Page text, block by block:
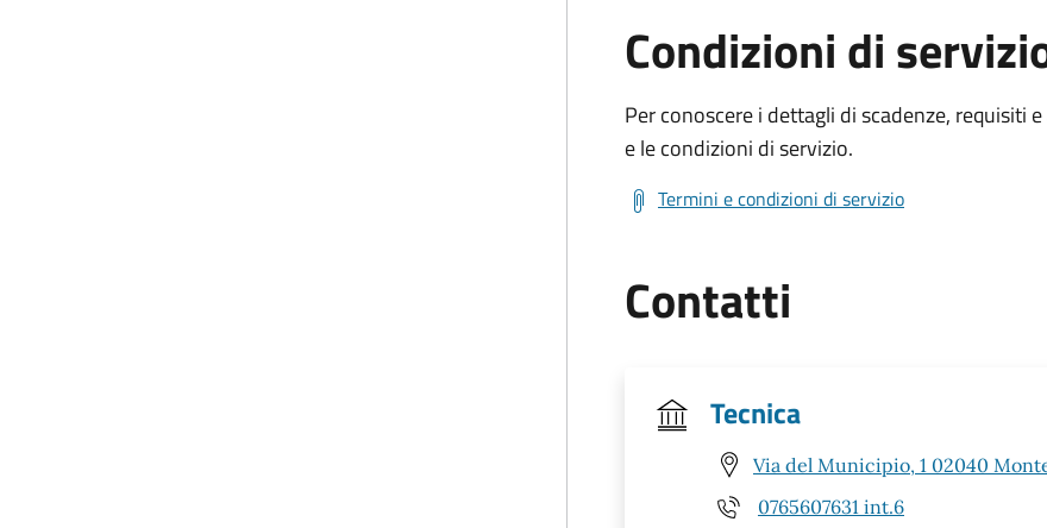
Condizioni di
Per conoscere i dettagli di scadenze,
e le condizioni di servizio.
Termini e condizioni di servizio
Contatti
Tecnica
Via del Municipio, 1 02040
0765607631 int.6